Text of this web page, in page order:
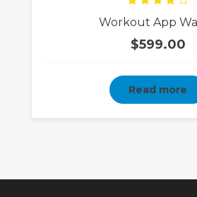
4.00
of 5
Workout App
$599.00
Read more